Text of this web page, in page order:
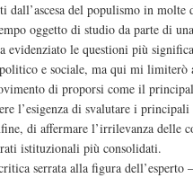
del populismo in molte
oggetto di studio da parte di
evidenziato le questioni più
e sociale, ma qui mi limiterò
di proporsi come il
l’esigenza di svalutare i
di affermare l’irrilevanza delle
istituzionali più consolidati.
serrata alla figura dell’esperto